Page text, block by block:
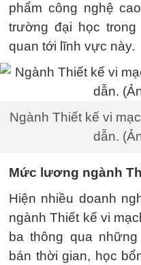
phẩm công nghệ
trường đại học
quan tới lĩnh vực này.
Ngành Thiết kế vi
dẫn.
Mức lương ngành
Hiện nhiều doanh
ngành Thiết kế vi
ba thông qua
bán thời gian, học